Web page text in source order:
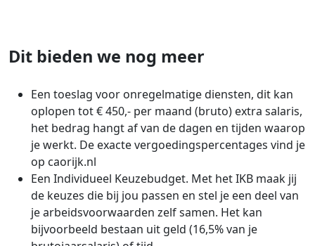
Dit bieden we nog meer
Een toeslag voor onregelmatige diensten, dit kan
oplopen tot € 450,- per maand (bruto) extra salaris,
het bedrag hangt af van de dagen en tijden waarop
je werkt. De exacte vergoedingspercentages vind je
op caorijk.nl
Een Individueel Keuzebudget. Met het IKB maak jij
de keuzes die bij jou passen en stel je een deel van
je arbeidsvoorwaarden zelf samen. Het kan
bijvoorbeeld bestaan uit geld (16,5% van je